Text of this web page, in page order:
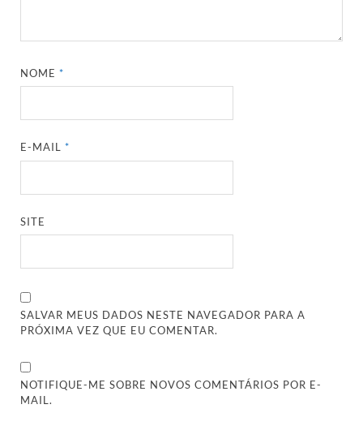
NOME*
E-MAIL*
SITE
SALVAR MEUS DADOS NESTE NAVEGADOR PARA A
PRÓXIMA VEZ QUE EU COMENTAR.
NOTIFIQUE-ME SOBRE NOVOS COMENTÁRIOS POR E-
MAIL.